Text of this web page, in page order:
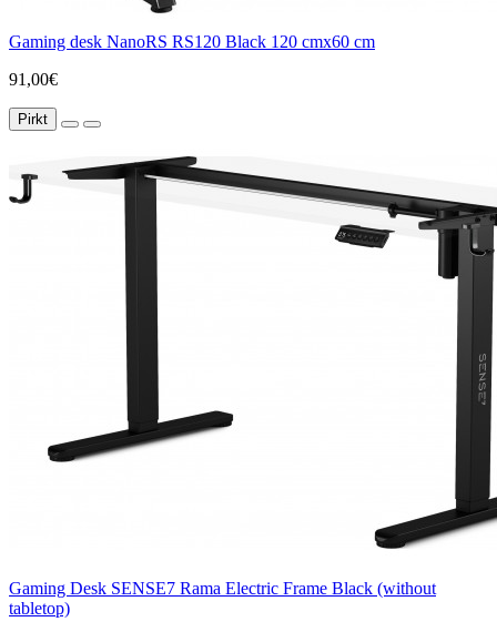
Gaming desk NanoRS RS120 Black 120 cmx60 cm
91,00€
Pirkt
Gaming Desk SENSE7 Rama Electric Frame Black (without
tabletop)